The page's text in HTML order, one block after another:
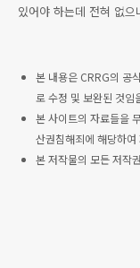
있어야 하는데 전혀 없
본 내용은 CRRG의 공
로 수정 및 보완된 것임
본 사이트의 자료들을
산권침해죄에 해당하
본 저작물의 모든 저작